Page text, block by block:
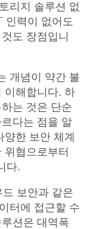
리지 솔루션 없
인력이 없어도
도 장점입니
개념이 약간 불
이해합니다. 하
는 것은 단순
다는 점을 알
한 보안 체계
위협으로부터
다.
보안과 같은
터에 접근할 수
션은 대역폭